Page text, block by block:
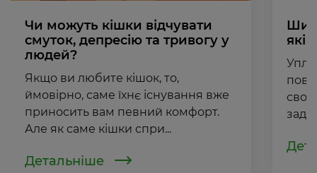
Чи можуть кішки відчувати
смуток, депресію та тривогу у
людей?
Якщо ви любите кішок, то,
ймовірно, саме їхнє існування вже
приносить вам певний комфорт.
Але як саме кішки спри...
Детальніше
які